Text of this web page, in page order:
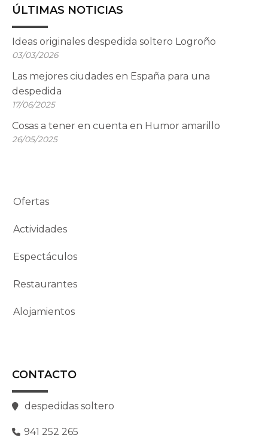
ÚLTIMAS NOTICIAS
Ideas originales despedida soltero Logroño
03/03/2026
Las mejores ciudades en España para una
despedida
17/06/2025
Cosas a tener en cuenta en Humor amarillo
26/05/2025
Ofertas
Actividades
Espectáculos
Restaurantes
Alojamientos
CONTACTO
despedidas soltero
941 252 265